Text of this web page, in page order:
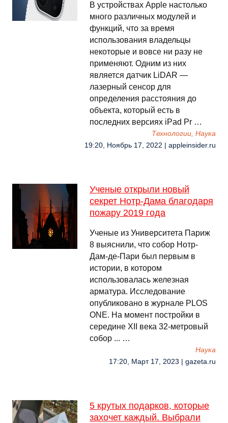
В устройствах Apple настолько
много различных модулей и
функций, что за время
использования владельцы
некоторые и вовсе ни разу не
применяют. Одним из них
является датчик LiDAR —
лазерный сенсор для
определения расстояния до
объекта, который есть в
последних версиях iPad Pr …
Технологии, Наука
19:20, Ноябрь 17, 2022 | appleinsider.ru
Ученые открыли новый
секрет Нотр-Дама благодаря
пожару 2019 года
Ученые из Университета Париж
8 выяснили, что собор Нотр-
Дам-де-Пари был первым в
истории, в котором
использовалась железная
арматура. Исследование
опубликовано в журнале PLOS
ONE. На момент постройки в
середине XII века 32-метровый
собор ... …
Наука
17:20, Март 17, 2023 | gazeta.ru
5 крутых подарков, которые
захочет каждый. Выбрали